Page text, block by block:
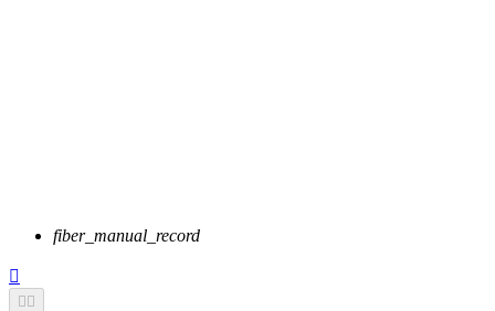
fiber_manual_record

 